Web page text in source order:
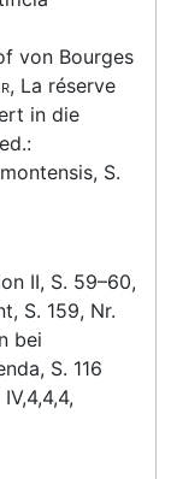
von Bourges
, La réserve
in die
S.
II, S. 59–60,
S. 159, Nr.
bei
S. 116
IV,4,4,4,